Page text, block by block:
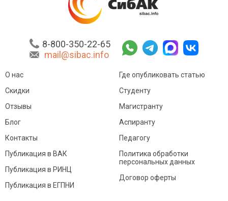
8-800-350-22-65
mail@sibac.info
О нас
Скидки
Отзывы
Блог
Контакты
Где опубликовать статью
Студенту
Магистранту
Аспиранту
Педагогу
Публикация в ВАК
Публикация в РИНЦ
Публикация в ЕГПНИ
Политика обработки
персональных данных
Договор оферты